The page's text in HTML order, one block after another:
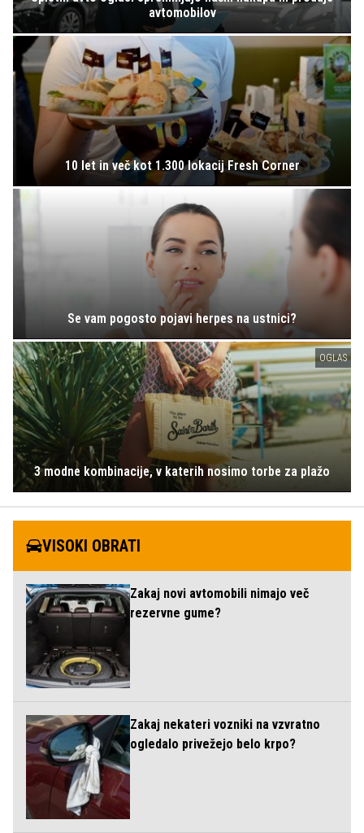
avtomobilov
10 let in več kot 1.300 lokacij Fresh Corner
Se vam pogosto pojavi herpes na ustnici?
OGLAS
3 modne kombinacije, v katerih nosimo torbe za plažo
VISOKI OBRATI
Zakaj novi avtomobili nimajo več
rezervne gume?
Zakaj nekateri vozniki na vzvratno
ogledalo privežejo belo krpo?